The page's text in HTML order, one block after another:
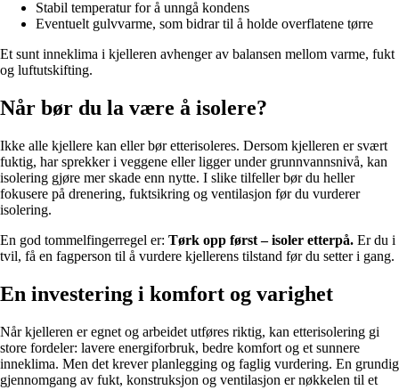
Stabil temperatur for å unngå kondens
Eventuelt gulvvarme, som bidrar til å holde overflatene tørre
Et sunt inneklima i kjelleren avhenger av balansen mellom varme, fukt
og luftutskifting.
Når bør du la være å isolere?
Ikke alle kjellere kan eller bør etterisoleres. Dersom kjelleren er svært
fuktig, har sprekker i veggene eller ligger under grunnvannsnivå, kan
isolering gjøre mer skade enn nytte. I slike tilfeller bør du heller
fokusere på drenering, fuktsikring og ventilasjon før du vurderer
isolering.
En god tommelfingerregel er: Tørk opp først – isoler etterpå. Er du i
tvil, få en fagperson til å vurdere kjellerens tilstand før du setter i gang.
En investering i komfort og varighet
Når kjelleren er egnet og arbeidet utføres riktig, kan etterisolering gi
store fordeler: lavere energiforbruk, bedre komfort og et sunnere
inneklima. Men det krever planlegging og faglig vurdering. En grundig
gjennomgang av fukt, konstruksjon og ventilasjon er nøkkelen til et